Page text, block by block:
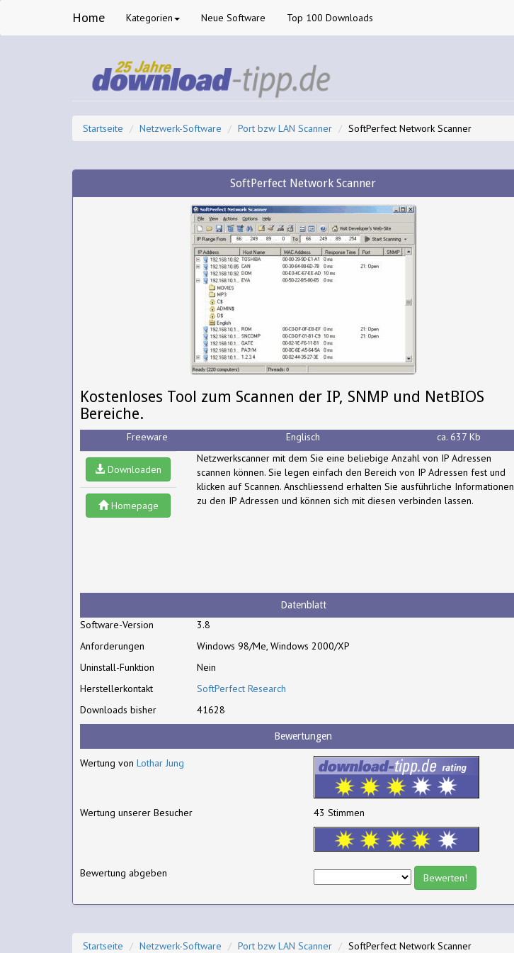
Home Kategorien Neue Software Top 100 Downloads
Startseite Netzwerk-Software Port bzw LAN Scanner SoftPerfect Network Scanner
SoftPerfect Network Scanner
Kostenloses Tool zum Scannen der IP, SNMP und NetBIOS
Bereiche.
Freeware Englisch ca. 637 Kb
Downloaden
Homepage
Netzwerkscanner mit dem Sie eine beliebige Anzahl von IP Adressen
scannen können. Sie legen einfach den Bereich von IP Adressen fest und
klicken auf Scannen. Anschliessend erhalten Sie ausführliche Informationen
zu den IP Adressen und können sich mit diesen verbinden lassen.
Datenblatt
Software-Version
3.8
Anforderungen
Windows 98/Me, Windows 2000/XP
Uninstall-Funktion
Nein
Herstellerkontakt
SoftPerfect Research
Downloads bisher
41628
Bewertungen
Wertung von Lothar Jung
Wertung unserer Besucher 43 Stimmen
Bewertung abgeben
Startseite Netzwerk-Software Port bzw LAN Scanner SoftPerfect Network Scanner